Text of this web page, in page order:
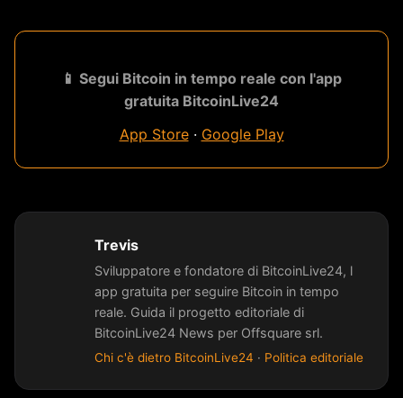
📱 Segui Bitcoin in tempo reale con l'app
gratuita BitcoinLive24
App Store· Google Play
Trevis
Sviluppatore e fondatore di BitcoinLive24, l
app gratuita per seguire Bitcoin in tempo
reale. Guida il progetto editoriale di
BitcoinLive24 News per Offsquare srl.
Chi c'è dietro BitcoinLive24 · Politica editoriale